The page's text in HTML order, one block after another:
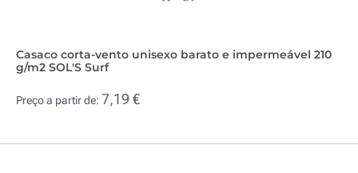
Casaco corta-vento unisexo barato e impermeável 210
g/m2 SOL'S Surf
Preço a partir de: 7,19 €